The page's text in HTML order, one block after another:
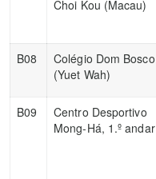
Choi Kou (Macau)
B08
Colégio Dom Bosco
(Yuet Wah)
B09
Centro Desportivo
Mong-Há, 1.º andar